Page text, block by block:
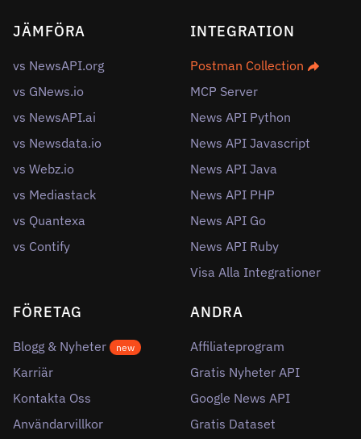
JÄMFÖRA
vs NewsAPI.org
vs GNews.io
vs NewsAPI.ai
vs Newsdata.io
vs Webz.io
vs Mediastack
vs Quantexa
vs Contify
INTEGRATION
Postman Collection
MCP Server
News API Python
News API Javascript
News API Java
News API PHP
News API Go
News API Ruby
Visa Alla Integrationer
FÖRETAG
Blogg & Nyheter new
Karriär
Kontakta Oss
Användarvillkor
ANDRA
Affiliateprogram
Gratis Nyheter API
Google News API
Gratis Dataset